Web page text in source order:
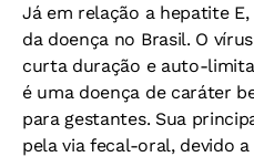
Já em relação a hepatite
da doença no Brasil. O
curta duração e auto-
é uma doença de caráter
para gestantes. Sua
pela via fecal-oral, devido